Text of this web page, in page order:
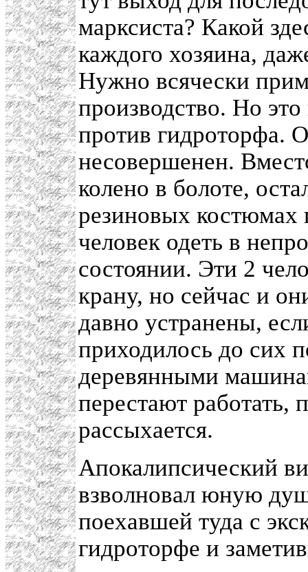
марксиста? Какой
каждого хозяина,
Нужно всячески
производство. Но
против гидроторфа.
несовершенен.
колено в болоте,
резиновых
человек одеть в
состоянии. Эти 2
крану, но сейчас и
давно устранены,
приходилось до сих
деревянными
перестают работать,
рассыхается.
Апокалипсический
взволновал юную
поехавшей туда с
гидроторфе и